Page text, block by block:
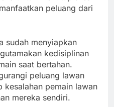
peluang dari
sudah menyiapkan
kedisiplinan
saat bertahan.
peluang lawan
kesalahan pemain lawan
mereka sendiri.